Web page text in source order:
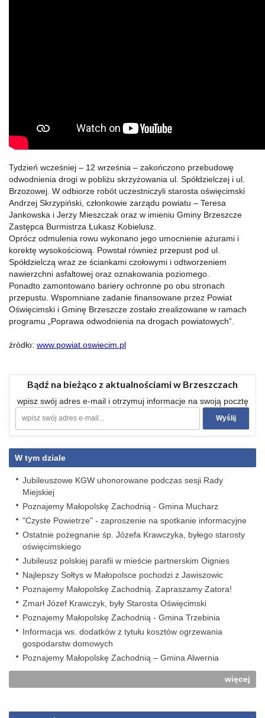
Tydzień wcześniej – 12 września – zakończono przebudowę
odwodnienia drogi w pobliżu skrzyżowania ul. Spółdzielczej i ul.
Brzozowej. W odbiorze robót uczestniczyli starosta oświęcimski
Andrzej Skrzypiński, członkowie zarządu powiatu – Teresa
Jankowska i Jerzy Mieszczak oraz w imieniu Gminy Brzeszcze
Zastępca Burmistrza Łukasz Kobielusz.
Oprócz odmulenia rowu wykonano jego umocnienie ażurami i
korektę wysokościową. Powstał również przepust pod ul.
Spółdzielczą wraz ze ściankami czołowymi i odtworzeniem
nawierzchni asfaltowej oraz oznakowania poziomego.
Ponadto zamontowano bariery ochronne po obu stronach
przepustu. Wspomniane zadanie finansowane przez Powiat
Oświęcimski i Gminę Brzeszcze zostało zrealizowane w ramach
programu „Poprawa odwodnienia na drogach powiatowych”.
źródło: www.powiat.oswiecim.pl
Bądź na bieżąco z aktualnościami w Brzeszczach
wpisz swój adres e-mail i otrzymuj informacje na swoją pocztę
W tym dziale
Jubileuszowe KGW uhonorowane podczas sesji Rady
Miejskiej
Poznajemy Małopolskę Zachodnią - Gmina Mucharz
"Czyste Powietrze" - zaproszenie na spotkanie informacyjne
Ostatnie pożegnanie śp. Józefa Krawczyka, byłego starosty
oświęcimskiego
Jubileusz polskiej parafii w mieście partnerskim Oignies
Najlepszy Sołtys w Małopolsce pochodzi z Jawiszowic
Poznajemy Małopolskę Zachodnią. Zapraszamy Zatora!
Zmarł Józef Krawczyk, były Starosta Oświęcimski
Poznajemy Małopolskę Zachodnią - Gmina Trzebinia
Informacja ws. dodatków z tytułu kosztów ogrzewania
gospodarstw domowych
Poznajemy Małopolskę Zachodnią – Gmina Alwernia
więcej